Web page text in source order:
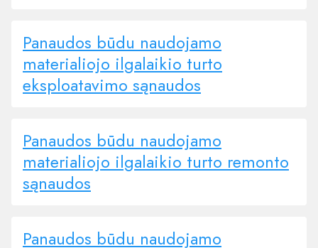
Panaudos būdu naudojamo
materialiojo ilgalaikio turto
eksploatavimo sąnaudos
Panaudos būdu naudojamo
materialiojo ilgalaikio turto remonto
sąnaudos
Panaudos būdu naudojamo